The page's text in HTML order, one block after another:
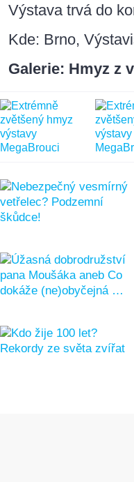
Výstava trvá do
Kde: Brno,
Galerie: Hmyz z